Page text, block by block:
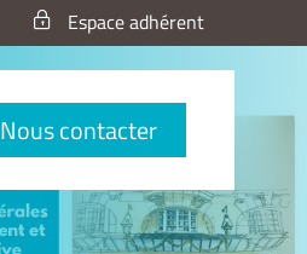
Espace adhérent
Nous contacter